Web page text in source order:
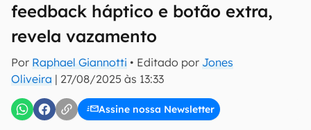
feedback háptico e botão extra,
revela vazamento
Por Raphael Giannotti • Editado por Jones
Oliveira | 27/08/2025 às 13:33
Assine nossa Newsletter
E-mail
inscreva-se
Confirmo que li, aceito e concordo com os Termos de
Uso e Política de Privacidade do Canaltech.